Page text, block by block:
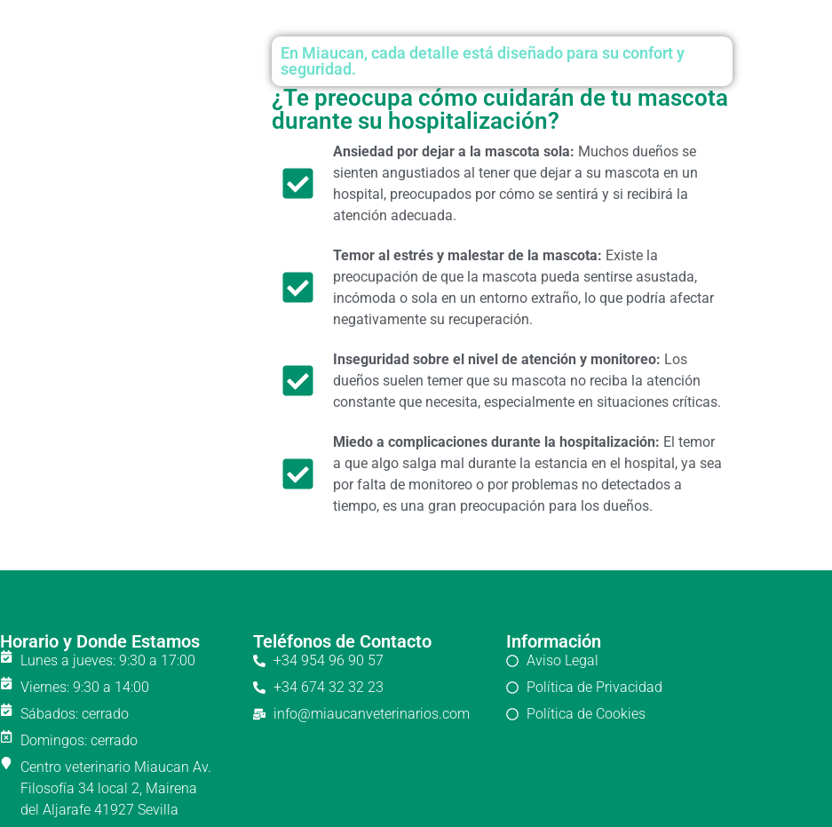
En Miaucan, cada detalle está diseñado para su confort y
seguridad.
¿Te preocupa cómo cuidarán de tu mascota
durante su hospitalización?
Ansiedad por dejar a la mascota sola: Muchos dueños se
sienten angustiados al tener que dejar a su mascota en un
hospital, preocupados por cómo se sentirá y si recibirá la
atención adecuada.
Temor al estrés y malestar de la mascota: Existe la
preocupación de que la mascota pueda sentirse asustada,
incómoda o sola en un entorno extraño, lo que podría afectar
negativamente su recuperación.
Inseguridad sobre el nivel de atención y monitoreo: Los
dueños suelen temer que su mascota no reciba la atención
constante que necesita, especialmente en situaciones críticas.
Miedo a complicaciones durante la hospitalización: El temor
a que algo salga mal durante la estancia en el hospital, ya sea
por falta de monitoreo o por problemas no detectados a
tiempo, es una gran preocupación para los dueños.
Horario y Donde Estamos
Lunes a jueves: 9:30 a 17:00
Viernes: 9:30 a 14:00
Sábados: cerrado
Domingos: cerrado
Centro veterinario Miaucan Av.
Filosofía 34 local 2, Mairena
del Aljarafe 41927 Sevilla
Teléfonos de Contacto
+34 954 96 90 57
+34 674 32 32 23
info@miaucanveterinarios.com
Información
Aviso Legal
Política de Privacidad
Política de Cookies